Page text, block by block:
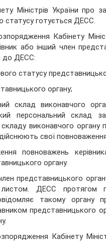
Міністрів України про
статусу готується ДЕСС.
Кабінету
або інший член
до ДЕСС:
статусу
органу;
склад виконавчого
персональний склад
виконавчого органу
свої
повноважень
органу.
представницького
листом. ДЕСС
такому органу
представницького
Кабінету